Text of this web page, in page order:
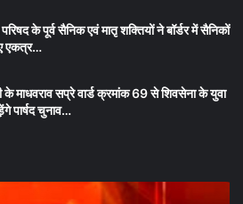
के पूर्व सैनिक एवं मातृ शक्तियों ने बॉर्डर में सैनिकों
एकत्र…
माधवराव सप्रे वार्ड क्रमांक 69 से शिवसेना के युवा
पार्षद चुनाव…